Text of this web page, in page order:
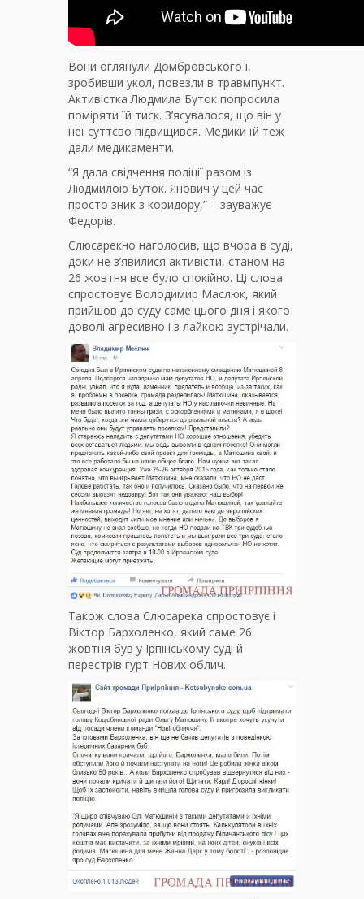
Вони оглянули Домбровського і,
зробивши укол, повезли в травмпункт.
Активістка Людмила Буток попросила
поміряти їй тиск. З’ясувалося, що він у
неї суттєво підвищився. Медики їй теж
дали медикаменти.
“Я дала свідчення поліції разом із
Людмилою Буток. Янович у цей час
просто зник з коридору,” – зауважує
Федорів.
Слюсарекно наголосив, що вчора в суді,
доки не з’явилися активісти, станом на
26 жовтня все було спокійно. Ці слова
спростовує Володимир Маслюк, який
прийшов до суду саме цього дня і якого
доволі агресивно і з лайкою зустрічали.
Також слова Слюсарека спростовує і
Віктор Бархоленко, який саме 26
жовтня був у Ірпінському суді й
перестрів гурт Нових облич.